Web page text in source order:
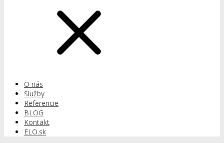
O nás
Služby
Referencie
BLOG
Kontakt
ELO.sk